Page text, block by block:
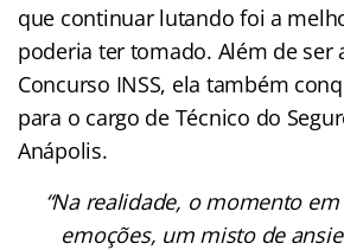
que continuar lutando foi a
poderia ter tomado. Além de ser
Concurso INSS, ela também
para o cargo de Técnico do
Anápolis.
“Na realidade, o momento
emoções, um misto de